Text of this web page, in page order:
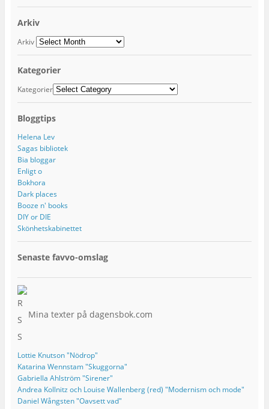
Arkiv
Arkiv
Kategorier
Kategorier
Bloggtips
Helena Lev
Sagas bibliotek
Bia bloggar
Enligt o
Bokhora
Dark places
Booze n' books
DIY or DIE
Skönhetskabinettet
Senaste favvo-omslag
Mina texter på dagensbok.com
Lottie Knutson "Nödrop"
Katarina Wennstam "Skuggorna"
Gabriella Ahlström "Sirener"
Andrea Kollnitz och Louise Wallenberg (red) "Modernism och mode"
Daniel Wångsten "Oavsett vad"